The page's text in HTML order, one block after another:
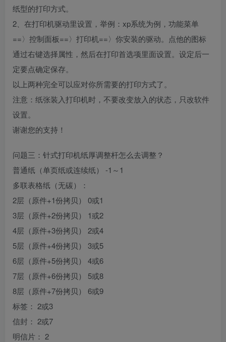
纸型的打印方式。
2、在打印机驱动里设置，举例：xp系统为例，功能菜单
==〉控制面板==〉打印机==〉你安装的驱动。点他的图标
通过右键选择属性，然后在打印首选项里面设置。设定后一
定要点确定保存。
以上两种完全可以应对你所需要的打印方式了。
注意：纸张装入打印机时，不要改变放入的状态，只改软件
设置。
谢谢您的支持！
问题三：针式打印机纸厚调整杆怎么去调整？
普通纸（单页纸或连续纸） -1～1
多联表格纸（无碳）：
2层（原件+1份拷贝） 0或1
3层（原件+2份拷贝） 1或2
4层（原件+3份拷贝） 2或4
5层（原件+4份拷贝） 3或5
6层（原件+5份拷贝） 4或6
7层（原件+6份拷贝） 5或8
8层（原件+7份拷贝） 6或9
标签： 2或3
信封： 2或7
明信片： 2